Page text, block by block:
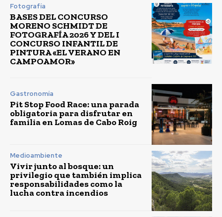
Fotografía
BASES DEL CONCURSO
MORENO SCHMIDT DE
FOTOGRAFÍA 2026 Y DEL I
CONCURSO INFANTIL DE
PINTURA «EL VERANO EN
CAMPOAMOR»
Gastronomía
Pit Stop Food Race: una parada
obligatoria para disfrutar en
familia en Lomas de Cabo Roig
Medioambiente
Vivir junto al bosque: un
privilegio que también implica
responsabilidades como la
lucha contra incendios